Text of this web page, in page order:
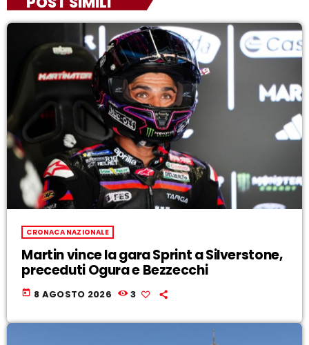
CRONACA NAZIONALE
Martin vince la gara Sprint a Silverstone,
preceduti Ogura e Bezzecchi
today 8 AGOSTO 2026 3